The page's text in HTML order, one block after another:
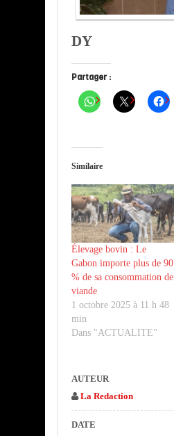
DY
Partager :
Similaire
Élevage bovin : Le
Gabon importe plus de 90
% de sa consommation de
viande
1 octobre 2025 à 11 h 48
min
Dans "ACTUALITE"
AUTEUR
La Redaction
DATE